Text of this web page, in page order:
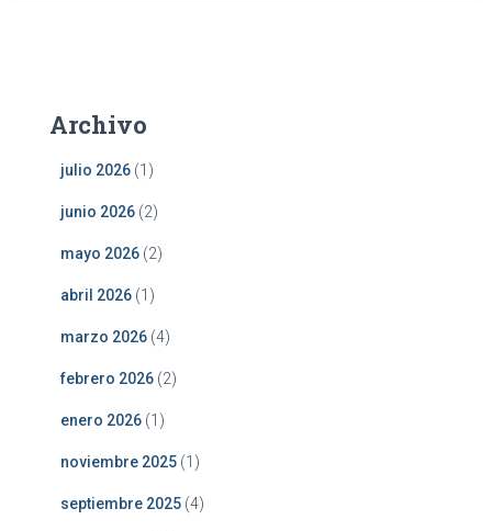
Archivo
julio 2026 (1)
junio 2026 (2)
mayo 2026 (2)
abril 2026 (1)
marzo 2026 (4)
febrero 2026 (2)
enero 2026 (1)
noviembre 2025 (1)
septiembre 2025 (4)